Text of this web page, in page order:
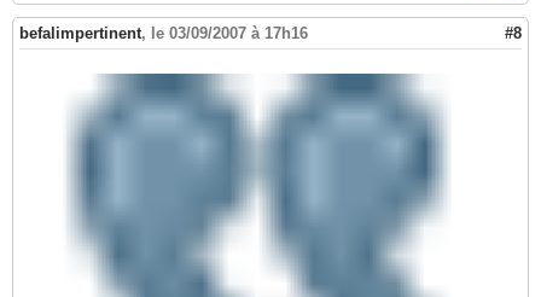
befalimpertinent, le 03/09/2007 à 17h16 #8